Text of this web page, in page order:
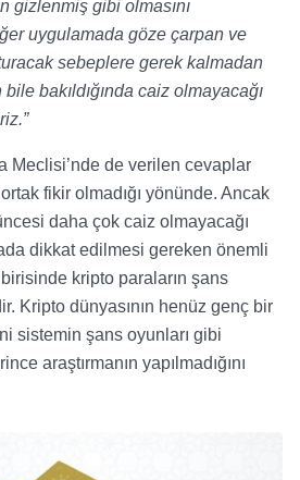
gizlenmiş gibi olmasını
uygulamada göze çarpan ve
sebeplere gerek kalmadan
bakıldığında caiz olmayacağı
Meclisi’nde de verilen cevaplar
fikir olmadığı yönünde. Ancak
daha çok caiz olmayacağı
dikkat edilmesi gereken önemli
kripto paraların şans
Kripto dünyasının henüz genç bir
sistemin şans oyunları gibi
araştırmanın yapılmadığını